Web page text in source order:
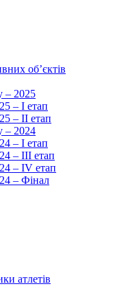
об’єктів
– 2025
– I етап
– II етап
– 2024
– I етап
– III етап
– IV етап
– Фінал
атлетів